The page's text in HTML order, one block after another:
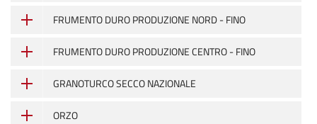
FRUMENTO DURO PRODUZIONE NORD - FINO
FRUMENTO DURO PRODUZIONE CENTRO - FINO
GRANOTURCO SECCO NAZIONALE
ORZO